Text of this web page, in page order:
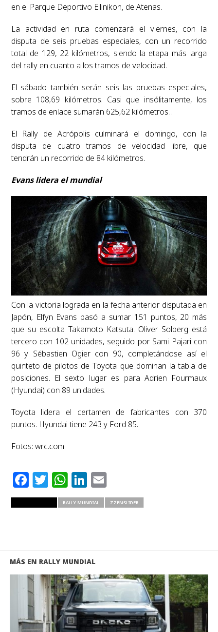
en el Parque Deportivo Ellinikon, de Atenas.
La actividad en ruta comenzará el viernes, con la
disputa de seis pruebas especiales, con un recorrido
total de 129, 22 kilómetros, siendo la etapa más larga
del rally en cuanto a los tramos de velocidad.
El sábado también serán seis las pruebas especiales,
sobre 108,69 kilómetros. Casi que insólitamente, los
tramos de enlace sumarán 625,62 kilómetros…
El Rally de Acrópolis culminará el domingo, con la
disputa de cuatro tramos de velocidad libre, que
tendrán un recorrido de 84 kilómetros.
Evans lidera el mundial
Con la victoria lograda en la fecha anterior disputada en
Japón, Elfyn Evans pasó a sumar 151 puntos, 20 más
que su escolta Takamoto Katsuta. Oliver Solberg está
tercero con 102 unidades, seguido por Sami Pajari con
96 y Sébastien Ogier con 90, completándose así el
quinteto de pilotos de Toyota que dominan la tabla de
posiciones. El sexto lugar es para Adrien Fourmaux
(Hyundai) con 89 unidades.
Toyota lidera el certamen de fabricantes con 370
puntos. Hyundai tiene 243 y Ford 85.
Fotos: wrc.com
Facebook
Twitter
WhatsApp
LinkedIn
Email
RALLY MUNDIAL ZZENSLIDER
MÁS EN RALLY MUNDIAL